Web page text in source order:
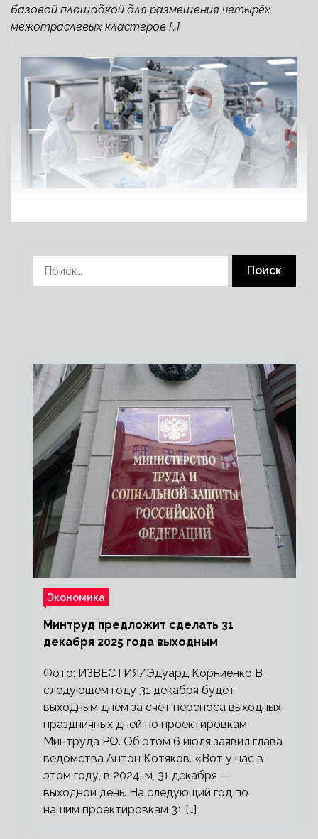
базовой площадкой для размещения четырёх
межотраслевых кластеров […]
Экономика
Минтруд предложит сделать 31
декабря 2025 года выходным
Фото: ИЗВЕСТИЯ/Эдуард Корниенко В
следующем году 31 декабря будет
выходным днем за счет переноса выходных
праздничных дней по проектировкам
Минтруда РФ. Об этом 6 июля заявил глава
ведомства Антон Котяков. «Вот у нас в
этом году, в 2024-м, 31 декабря —
выходной день. На следующий год по
нашим проектировкам 31 […]